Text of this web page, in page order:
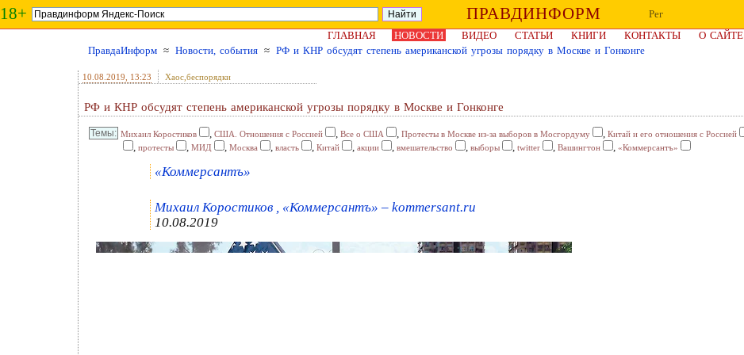
18+ ПРАВДИНФОРМ Рег
ГЛАВНАЯ НОВОСТИ ВИДЕО СТАТЬИ КНИГИ КОНТАКТЫ
О САЙТЕ
ПравдаИнформ ≈ Новости, события ≈ РФ и КНР обсудят степень американской угрозы порядку в Москве и Гонконге
10.08.2019 , 13:23 Хаос,беспорядки
РФ и КНР обсудят степень американской угрозы порядку в Москве и Гонконге
Михаил Коростиков , США. Отношения с Россией , Все о США , Протесты в Москве из-за выборов в Мосгордуму , Китай и его отношения с Россией
, протесты , МИД , Москва , власть , Китай , акции , вмешательство , выборы , twitter , Вашингтон , «Коммерсантъ»
«Коммерсантъ»
Михаил Коростиков , «Коммерсантъ» – kommersant.ru
10.08.2019